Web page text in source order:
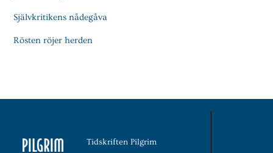
Självkritikens nådegåva
Rösten röjer herden
Tidskriften Pilgrim